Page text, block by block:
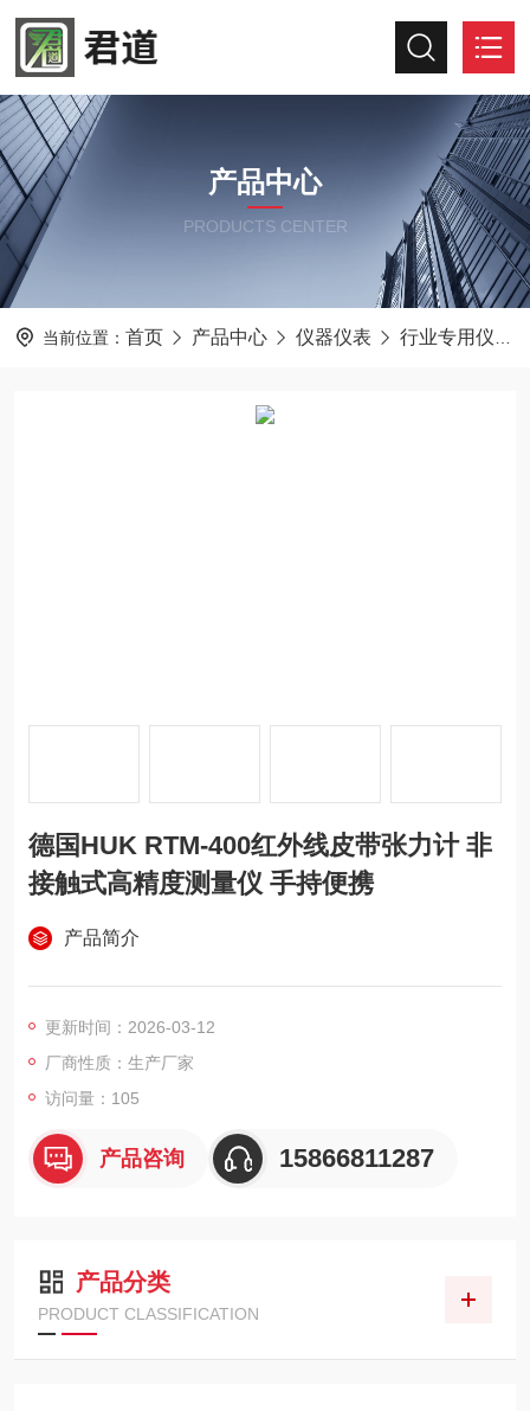
产品中心
PRODUCTS CENTER
当前位置： 首页 产品中心 仪器仪表 行业专用仪器仪表
德国HUK RTM-400红外线皮带张力计 非
接触式高精度测量仪 手持便携
产品简介
更新时间：2026-03-12
厂商性质：生产厂家
访问量：105
产品咨询 15866811287
产品分类
PRODUCT CLASSIFICATION